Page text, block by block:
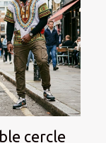
cercle